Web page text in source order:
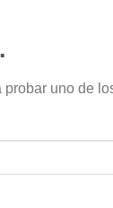
uno de